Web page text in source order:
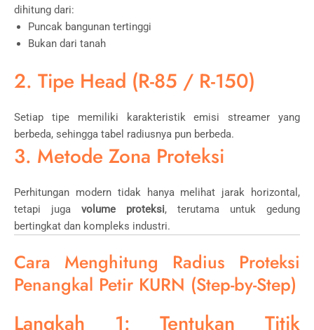
dihitung dari:
Puncak bangunan tertinggi
Bukan dari tanah
2. Tipe Head (R-85 / R-150)
Setiap tipe memiliki karakteristik emisi streamer yang
berbeda, sehingga tabel radiusnya pun berbeda.
3. Metode Zona Proteksi
Perhitungan modern tidak hanya melihat jarak horizontal,
tetapi juga volume proteksi, terutama untuk gedung
bertingkat dan kompleks industri.
Cara Menghitung Radius Proteksi
Penangkal Petir KURN (Step-by-Step)
Langkah 1: Tentukan Titik